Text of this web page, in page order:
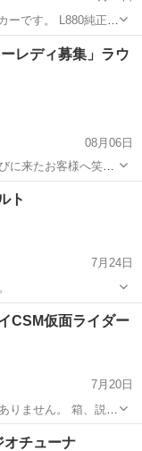
です。 L880純正オ
コペンに装着されて
け可能です。 仕様
カロッツェリア
レディ募集」ラウ
08月06日
に来たお客様へ笑顔
イお話で盛り上げる
でのお仕事に、こ
ト
7月24日
CSM
CSM仮面ライダー
7月20日
りません。 箱、説明
・ラジオチューナ